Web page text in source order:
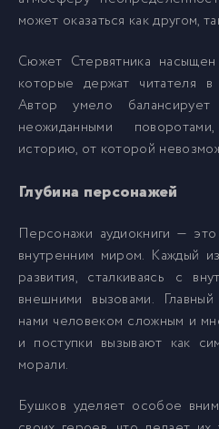
13 0013_Стервятник
14 0014_Стервятник
16
17 0017_Стервятник
может оказаться как другом,
Сюжет Стервятника
которые держат читателя
Автор умело
неожиданными
историю, от которой
Глубина персонажей
Персонажи аудиокниги —
внутренним миром. Каждый
развития, сталкиваясь с
внешними вызовами.
нами человеком сложным и
и поступки вызывают как
морали.
Бушков уделяет особое